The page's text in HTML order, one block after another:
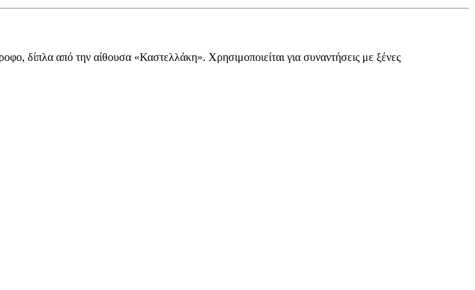
δίπλα από την αίθουσα «Καστελλάκη». Χρησιμοποιείται για συναντήσεις με ξένες